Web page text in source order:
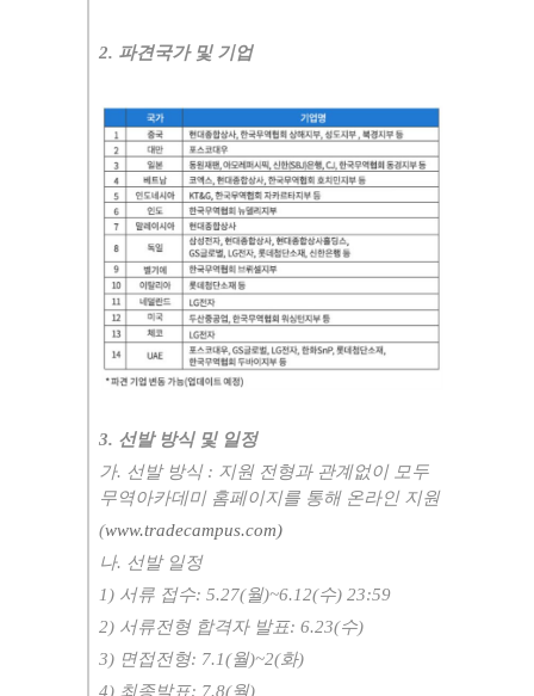
2. 파견국가 및 기업
3. 선발 방식 및 일정
가. 선발 방식 : 지원 전형과 관계없이 모두
무역아카데미 홈페이지를 통해 온라인 지원
(www.tradecampus.com)
나. 선발 일정
1) 서류 접수: 5.27(월)~6.12(수) 23:59
2) 서류전형 합격자 발표: 6.23(수)
3) 면접전형: 7.1(월)~2(화)
4) 최종발표: 7.8(월)